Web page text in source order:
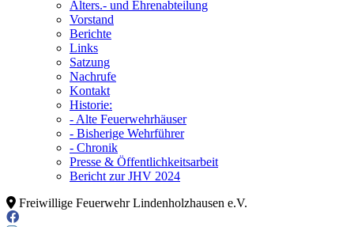
Alters.- und Ehrenabteilung
Vorstand
Berichte
Links
Satzung
Nachrufe
Kontakt
Historie:
- Alte Feuerwehrhäuser
- Bisherige Wehrführer
- Chronik
Presse & Öffentlichkeitsarbeit
Bericht zur JHV 2024
Freiwillige Feuerwehr Lindenholzhausen e.V.